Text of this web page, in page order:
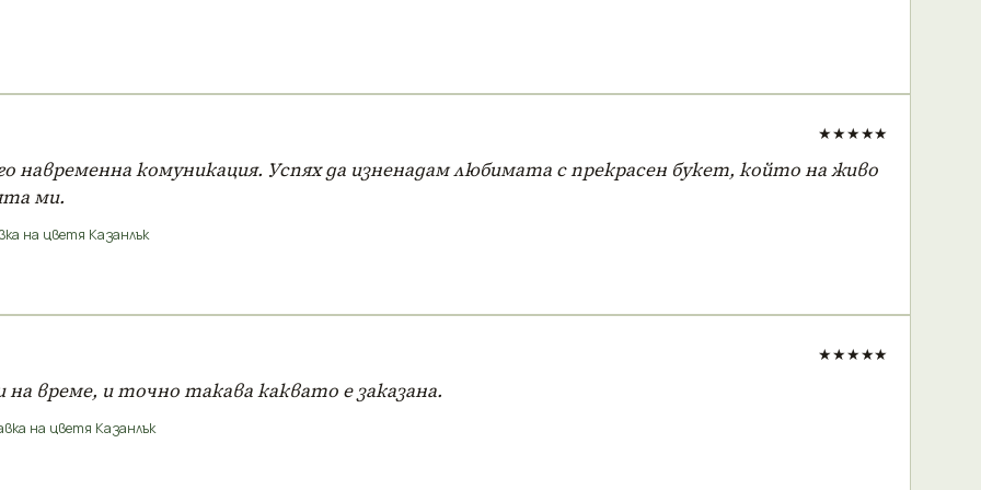
★★★★★
навременна комуникация. Успях да изненадам любимата с прекрасен букет, който на живо
ми.
на цветя Казанлък
★★★★★
време, и точно такава каквато е заказана.
на цветя Казанлък